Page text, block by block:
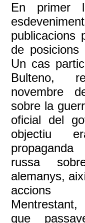
En primer
publicacions
de posicions
Un cas
Bulteno,
novembre
sobre la
oficial del
objectiu
russa
alemanys,
accions
que